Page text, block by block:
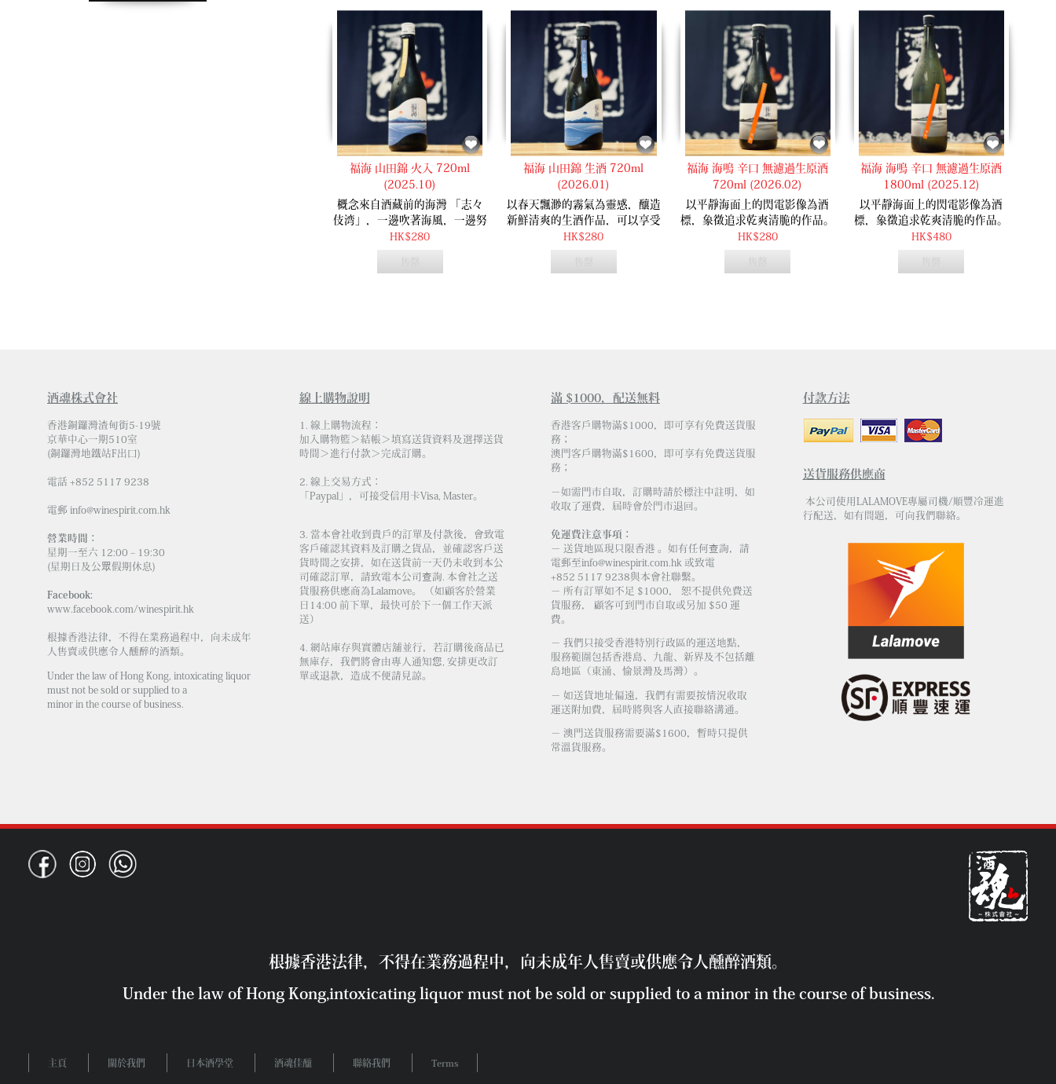
的平衡。
爽與飽滿的旨味之間取得了高超
的平衡。
福海 山田錦 火入 720ml
(2025.10)
概念來自酒藏前的海灣 「志々
伎湾」，一邊吹著海風，一邊努
力釀造出展現大海風景之美的清
HK$280
福海 山田錦 生酒 720ml
(2026.01)
以春天飄渺的霧氣為靈感，釀造
新鮮清爽的生酒作品，可以享受
到大米的柔和甘甜。
HK$280
福海 海鳴 辛口 無濾過生原酒
720ml (2026.02)
以平靜海面上的閃電影像為酒
標，象徵追求乾爽清脆的作品。
口感乾爽但同時展現大米的風
HK$280
福海 海鳴 辛口 無濾過生原酒
1800ml (2025.12)
以平靜海面上的閃電影像為酒
標，象徵追求乾爽清脆的作品。
口感乾爽但同時展現大米的風
HK$480
酒魂株式會社
香港銅鑼灣渣甸街5-19號
京華中心一期510室
(銅鑼灣地鐵站F出口)
電話 +852 5117 9238
電郵 info@winespirit.com.hk
營業時間：
星期一至六 12:00 – 19:30
(星期日及公眾假期休息)
Facebook:
www.facebook.com/winespirit.hk
根據香港法律，不得在業務過程中，向未成年
人售賣或供應令人醺醉的酒類。
Under the law of Hong Kong, intoxicating liquor
must not be sold or supplied to a
minor in the course of business.
線上購物說明
1. 線上購物流程：
加入購物籃＞結帳＞填寫送貨資料及選擇送貨
時間＞進行付款＞完成訂購。
2. 線上交易方式：
「Paypal」，可接受信用卡Visa, Master。
3. 當本會社收到貴戶的訂單及付款後，會致電
客戶確認其資料及訂購之貨品，並確認客戶送
貨時間之安排，如在送貨前一天仍未收到本公
司確認訂單，請致電本公司查詢. 本會社之送
貨服務供應商為Lalamove。 （如顧客於營業
日14:00 前下單，最快可於下一個工作天派
送）
4. 網站庫存與實體店舖並行，若訂購後商品已
無庫存，我們將會由專人通知您, 安排更改訂
單或退款，造成不便請見諒。
滿 $1000，配送無料
香港客戶購物滿$1000，即可享有免費送貨服
務；
澳門客戶購物滿$1600，即可享有免費送貨服
務；
－如需門市自取，訂購時請於標注中註明，如
收取了運費，屆時會於門市退回。
免運費注意事項：
－ 送貨地區現只限香港 。如有任何查詢，請
電郵至info@winespirit.com.hk 或致電
+852 5117 9238與本會社聯繫。
－ 所有訂單如不足 $1000， 恕不提供免費送
貨服務， 顧客可到門市自取或另加 $50 運
費。
－ 我們只接受香港特別行政區的運送地點，
服務範圍包括香港島、九龍、新界及不包括離
島地區（東涌、愉景灣及馬灣）。
－ 如送貨地址偏遠，我們有需要按情況收取
運送附加費，屆時將與客人直接聯絡溝通。
－ 澳門送貨服務需要滿$1600，暫時只提供
常溫貨服務。
付款方法
送貨服務供應商
本公司使用LALAMOVE專屬司機/順豐冷運進
行配送，如有問題，可向我們聯絡。
根據香港法律，不得在業務過程中，向未成年人售賣或供應令人醺醉酒類。
Under the law of Hong Kong,intoxicating liquor must not be sold or supplied to a minor in the course of business.
主頁 關於我們 日本酒學堂 酒魂佳釀 聯絡我們 Terms